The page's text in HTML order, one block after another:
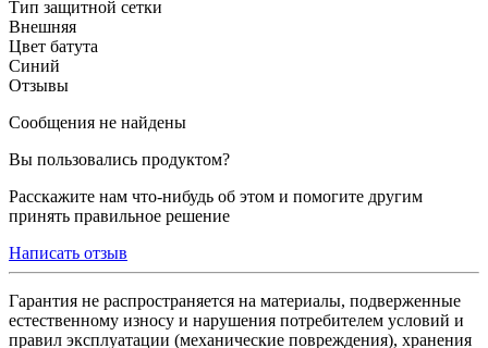
Тип защитной сетки
Внешняя
Цвет батута
Синий
Отзывы
Сообщения не найдены
Вы пользовались продуктом?
Расскажите нам что-нибудь об этом и помогите другим
принять правильное решение
Написать отзыв
Гарантия не распространяется на материалы, подверженные
естественному износу и нарушения потребителем условий и
правил эксплуатации (механические повреждения), хранения